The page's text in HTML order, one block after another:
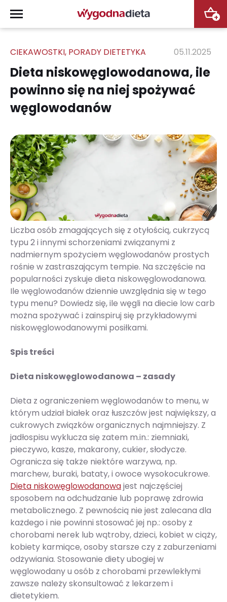
+
CIEKAWOSTKI, PORADY DIETETYKA 05.11.2025
Dieta niskowęglowodanowa, ile
powinno się na niej spożywać
węglowodanów
Liczba osób zmagających się z otyłością, cukrzycą
typu 2 i innymi schorzeniami związanymi z
nadmiernym spożyciem węglowodanów prostych
rośnie w zastraszającym tempie. Na szczęście na
popularności zyskuje dieta niskowęglowodanowa.
Ile węglowodanów dziennie uwzględnia się w tego
typu menu? Dowiedz się, ile węgli na diecie low carb
można spożywać i zainspiruj się przykładowymi
niskowęglowodanowymi posiłkami.
Spis treści
Dieta niskowęglowodanowa – zasady
Dieta z ograniczeniem węglowodanów to menu, w
którym udział białek oraz łuszczów jest największy, a
cukrowych związków organicznych najmniejszy. Z
jadłospisu wyklucza się zatem m.in.: ziemniaki,
pieczywo, kasze, makarony, cukier, słodycze.
Ogranicza się także niektóre warzywa, np.
marchew, buraki, bataty, i owoce wysokocukrowe.
Dieta niskowęglowodanowajest najczęściej
sposobem na odchudzanie lub poprawę zdrowia
metabolicznego. Z pewnością nie jest zalecana dla
każdego i nie powinni stosować jej np.: osoby z
chorobami nerek lub wątroby, dzieci, kobiet w ciąży,
kobiety karmiące, osoby starsze czy z zaburzeniami
odżywiania. Stosowanie diety ubogiej w
węglowodany u osób z chorobami przewlekłymi
zawsze należy skonsultować z lekarzem i
dietetykiem.